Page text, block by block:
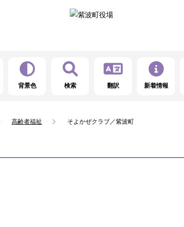
背景色 検索 翻訳 新着情報
高齢者福祉 そよかぜクラブ／紫波町